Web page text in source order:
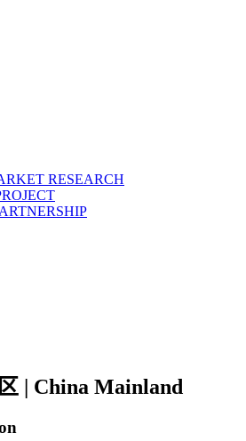
RESEARCH
| China Mainland